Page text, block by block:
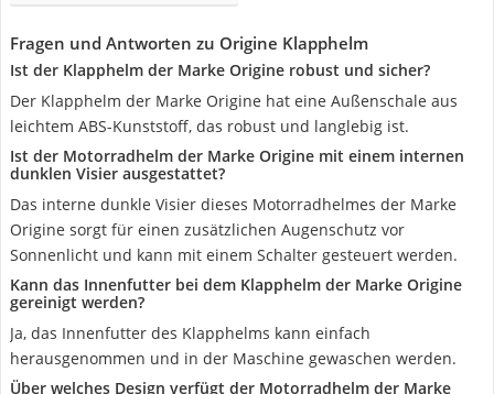
Fragen und Antworten zu Origine Klapphelm
Ist der Klapphelm der Marke Origine robust und sicher?
Der Klapphelm der Marke Origine hat eine Außenschale aus
leichtem ABS-Kunststoff, das robust und langlebig ist.
Ist der Motorradhelm der Marke Origine mit einem internen
dunklen Visier ausgestattet?
Das interne dunkle Visier dieses Motorradhelmes der Marke
Origine sorgt für einen zusätzlichen Augenschutz vor
Sonnenlicht und kann mit einem Schalter gesteuert werden.
Kann das Innenfutter bei dem Klapphelm der Marke Origine
gereinigt werden?
Ja, das Innenfutter des Klapphelms kann einfach
herausgenommen und in der Maschine gewaschen werden.
Über welches Design verfügt der Motorradhelm der Marke